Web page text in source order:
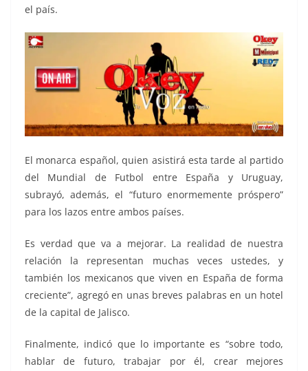
el país.
El monarca español, quien asistirá esta tarde al partido
del Mundial de Futbol entre España y Uruguay,
subrayó, además, el “futuro enormemente próspero”
para los lazos entre ambos países.
Es verdad que va a mejorar. La realidad de nuestra
relación la representan muchas veces ustedes, y
también los mexicanos que viven en España de forma
creciente”, agregó en unas breves palabras en un hotel
de la capital de Jalisco.
Finalmente, indicó que lo importante es “sobre todo,
hablar de futuro, trabajar por él, crear mejores